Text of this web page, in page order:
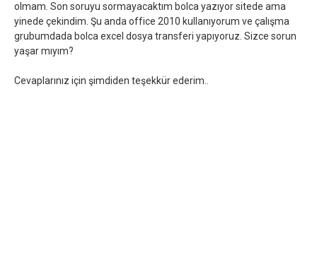
olmam. Son soruyu sormayacaktım bolca yazıyor sitede ama
yinede çekindim. Şu anda office 2010 kullanıyorum ve çalışma
grubumdada bolca excel dosya transferi yapıyoruz. Sizce sorun
yaşar mıyım?
Cevaplarınız için şimdiden teşekkür ederim..